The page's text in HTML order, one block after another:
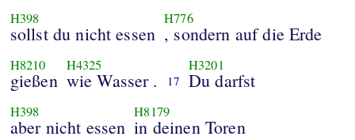
H398
sollst du nicht essen
H776
, sondern auf die Erde
H8210
gießen
H4325
wie Wasser . 17
H3201
Du darfst
H398
aber nicht essen
H8179
in deinen Toren